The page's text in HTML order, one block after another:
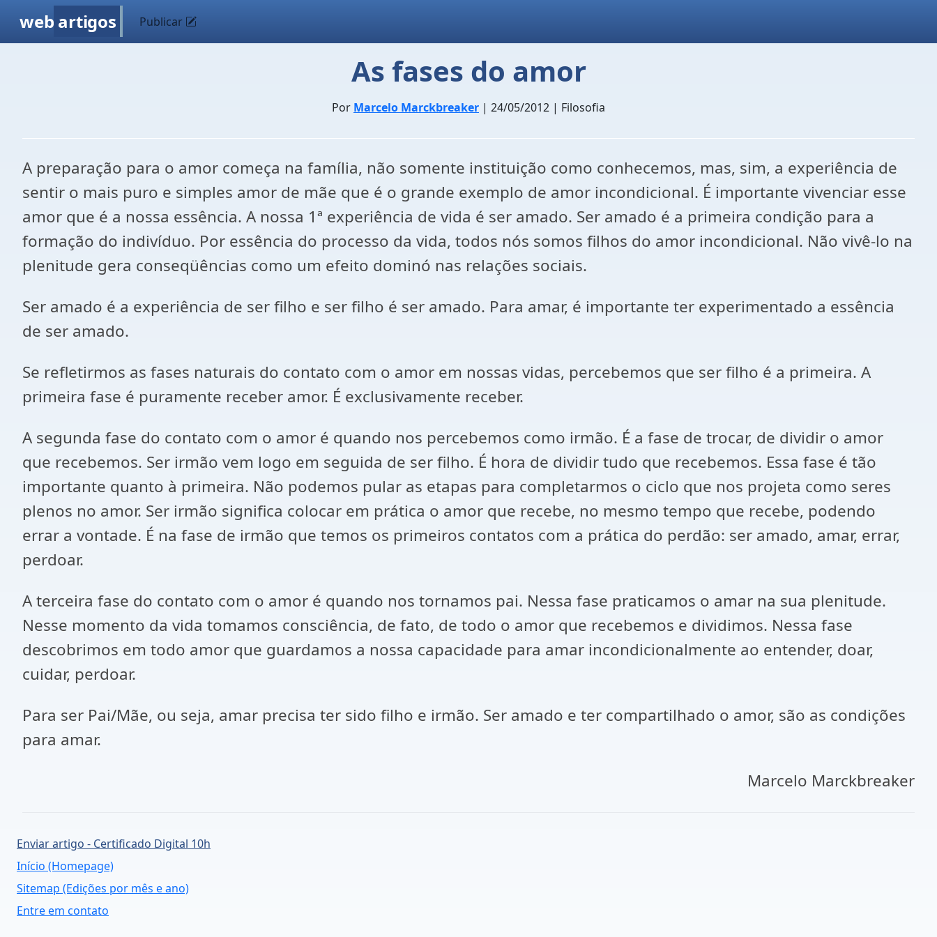
web artigos Publicar
As fases do amor
Por Marcelo Marckbreaker | 24/05/2012 | Filosofia
A preparação para o amor começa na família, não somente instituição como conhecemos, mas, sim, a experiência de
sentir o mais puro e simples amor de mãe que é o grande exemplo de amor incondicional. É importante vivenciar esse
amor que é a nossa essência. A nossa 1ª experiência de vida é ser amado. Ser amado é a primeira condição para a
formação do indivíduo. Por essência do processo da vida, todos nós somos filhos do amor incondicional. Não vivê-lo na
plenitude gera conseqüências como um efeito dominó nas relações sociais.
Ser amado é a experiência de ser filho e ser filho é ser amado. Para amar, é importante ter experimentado a essência
de ser amado.
Se refletirmos as fases naturais do contato com o amor em nossas vidas, percebemos que ser filho é a primeira. A
primeira fase é puramente receber amor. É exclusivamente receber.
A segunda fase do contato com o amor é quando nos percebemos como irmão. É a fase de trocar, de dividir o amor
que recebemos. Ser irmão vem logo em seguida de ser filho. É hora de dividir tudo que recebemos. Essa fase é tão
importante quanto à primeira. Não podemos pular as etapas para completarmos o ciclo que nos projeta como seres
plenos no amor. Ser irmão significa colocar em prática o amor que recebe, no mesmo tempo que recebe, podendo
errar a vontade. É na fase de irmão que temos os primeiros contatos com a prática do perdão: ser amado, amar, errar,
perdoar.
A terceira fase do contato com o amor é quando nos tornamos pai. Nessa fase praticamos o amar na sua plenitude.
Nesse momento da vida tomamos consciência, de fato, de todo o amor que recebemos e dividimos. Nessa fase
descobrimos em todo amor que guardamos a nossa capacidade para amar incondicionalmente ao entender, doar,
cuidar, perdoar.
Para ser Pai/Mãe, ou seja, amar precisa ter sido filho e irmão. Ser amado e ter compartilhado o amor, são as condições
para amar.
Marcelo Marckbreaker
Enviar artigo - Certificado Digital 10h
Início (Homepage)
Sitemap (Edições por mês e ano)
Entre em contato